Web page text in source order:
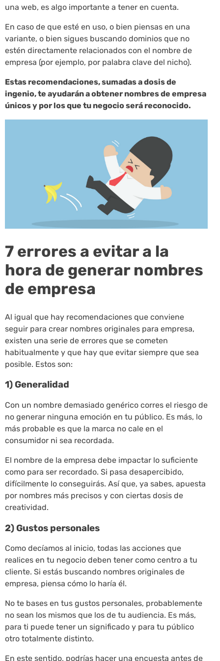
una web, es algo importante a tener en cuenta.
En caso de que esté en uso, o bien piensas en una
variante, o bien sigues buscando dominios que no
estén directamente relacionados con el nombre de
empresa (por ejemplo, por palabra clave del nicho).
Estas recomendaciones, sumadas a dosis de
ingenio, te ayudarán a obtener nombres de empresa
únicos y por los que tu negocio será reconocido.
7 errores a evitar a la
hora de generar nombres
de empresa
Al igual que hay recomendaciones que conviene
seguir para crear nombres originales para empresa,
existen una serie de errores que se cometen
habitualmente y que hay que evitar siempre que sea
posible. Estos son:
1) Generalidad
Con un nombre demasiado genérico corres el riesgo de
no generar ninguna emoción en tu público. Es más, lo
más probable es que la marca no cale en el
consumidor ni sea recordada.
El nombre de la empresa debe impactar lo suficiente
como para ser recordado. Si pasa desapercibido,
difícilmente lo conseguirás. Así que, ya sabes, apuesta
por nombres más precisos y con ciertas dosis de
creatividad.
2) Gustos personales
Como decíamos al inicio, todas las acciones que
realices en tu negocio deben tener como centro a tu
cliente. Si estás buscando nombres originales de
empresa, piensa cómo lo haría él.
No te bases en tus gustos personales, probablemente
no sean los mismos que los de tu audiencia. Es más,
para ti puede tener un significado y para tu público
otro totalmente distinto.
En este sentido, podrías hacer una encuesta antes de